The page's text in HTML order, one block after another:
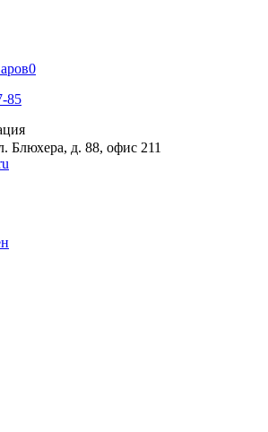
0
85
Блюхера, д. 88, офис 211